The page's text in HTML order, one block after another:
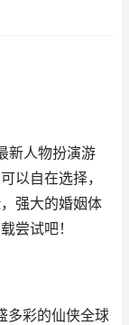
新人物扮演游
以自在选择，
强大的婚姻体
尝试吧！
多彩的仙侠全球